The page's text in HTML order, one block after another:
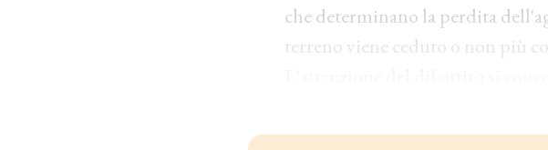
che determinano la perdita
terreno viene ceduto o non più